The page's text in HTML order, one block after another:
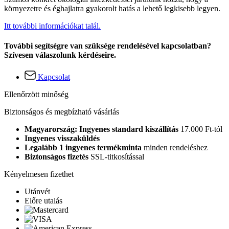
környezetre és éghajlatra gyakorolt hatás a lehető legkisebb legyen.
Itt további információkat talál.
További segítségre van szüksége rendelésével kapcsolatban?
Szívesen válaszolunk kérdéseire.
Kapcsolat
Ellenőrzött minőség
Biztonságos és megbízható vásárlás
Magyarország: Ingyenes standard kiszállítás 17.000 Ft-tól
Ingyenes visszaküldés
Legalább 1 ingyenes termékminta minden rendeléshez
Biztonságos fizetés SSL-titkosítással
Kényelmesen fizethet
Utánvét
Előre utalás